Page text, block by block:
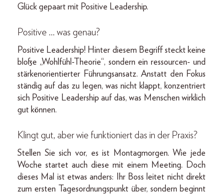
Glück gepaart mit Positive Leadership.
Positive … was genau?
Positive Leadership! Hinter diesem Begriff steckt keine
bloße „Wohlfühl-Theorie“, sondern ein ressourcen- und
stärkenorientierter Führungsansatz. Anstatt den Fokus
ständig auf das zu legen, was nicht klappt, konzentriert
sich Positive Leadership auf das, was Menschen wirklich
gut können.
Klingt gut, aber wie funktioniert das in der Praxis?
Stellen Sie sich vor, es ist Montagmorgen. Wie jede
Woche startet auch diese mit einem Meeting. Doch
dieses Mal ist etwas anders: Ihr Boss leitet nicht direkt
zum ersten Tagesordnungspunkt über, sondern beginnt